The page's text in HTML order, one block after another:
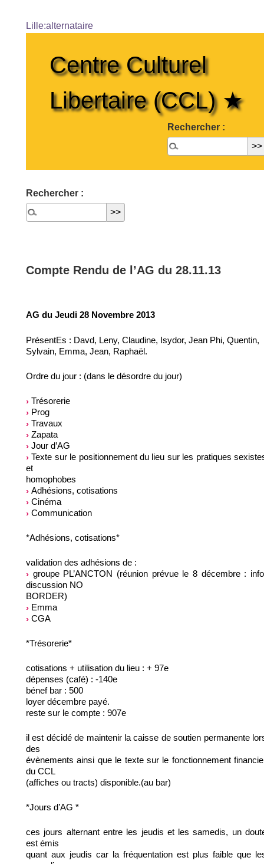
Lille:alternataire
Centre Culturel
Libertaire (CCL) ★
Rechercher :
Rechercher :
Compte Rendu de l’AG du 28.11.13
AG du Jeudi 28 Novembre 2013
PrésentEs : Davd, Leny, Claudine, Isydor, Jean Phi, Quentin,
Sylvain, Emma, Jean, Raphaël.
Ordre du jour : (dans le désordre du jour)
Trésorerie
Prog
Travaux
Zapata
Jour d’AG
Texte sur le positionnement du lieu sur les pratiques
et
homophobes
Adhésions, cotisations
Cinéma
Communication
*Adhésions, cotisations*
validation des adhésions de :
groupe PL’ANCTON (réunion prévue le 8 décembre :
discussion NO
BORDER)
Emma
CGA
*Trésorerie*
cotisations + utilisation du lieu : + 97e
dépenses (café) : -140e
bénef bar : 500
loyer décembre payé.
reste sur le compte : 907e
il est décidé de maintenir la caisse de soutien permanente
des
évènements ainsi que le texte sur le fonctionnement
du CCL
(affiches ou tracts) disponible.(au bar)
*Jours d’AG *
ces jours alternant entre les jeudis et les samedis, un
est émis
quant aux jeudis car la fréquentation est plus faible que